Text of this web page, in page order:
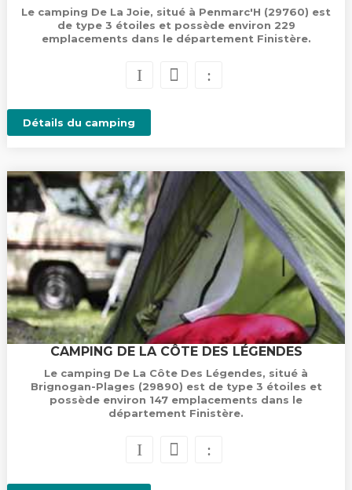
Le camping De La Joie, situé à Penmarc'H (29760) est
de type 3 étoiles et possède environ 229
emplacements dans le département Finistère.
Détails du camping
CAMPING DE LA CÔTE DES LÉGENDES
Le camping De La Côte Des Légendes, situé à
Brignogan-Plages (29890) est de type 3 étoiles et
possède environ 147 emplacements dans le
département Finistère.